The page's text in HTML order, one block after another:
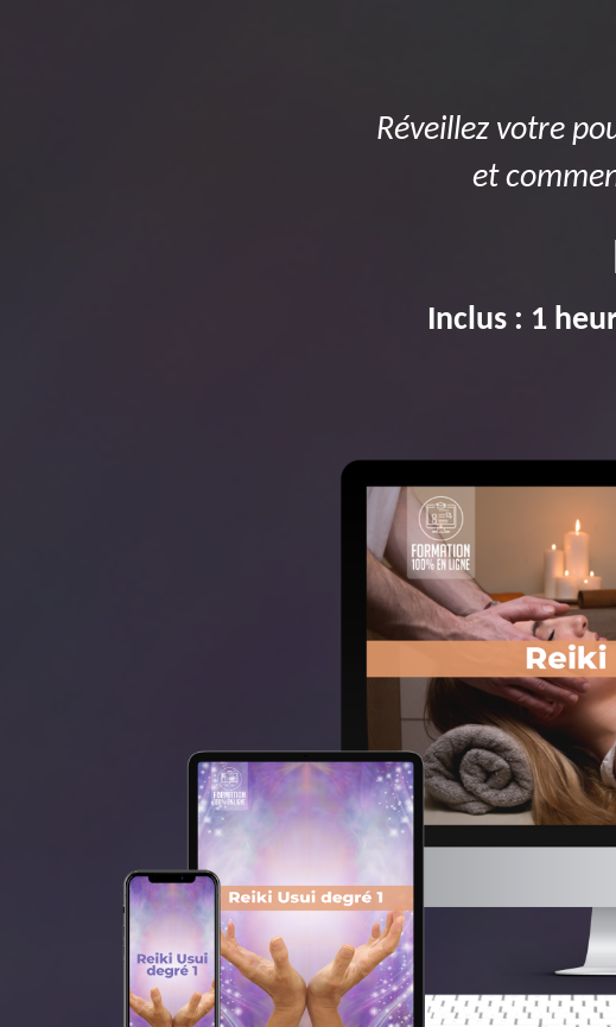
Réveillez votre
et
Inclus : 1